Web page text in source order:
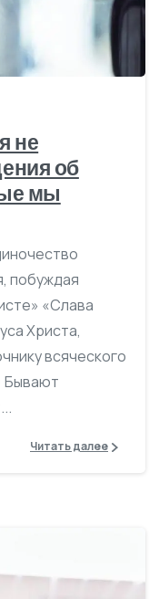
0
не
об
мы
побуждая
«Слава
Христа,
всяческого
Бывают
Читать далее